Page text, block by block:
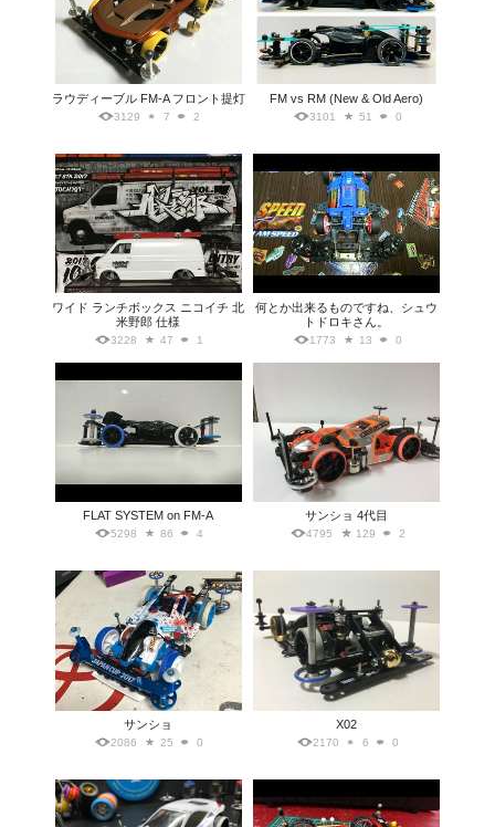
ラウディーブル FM-A フロント提灯
3129 7 2
FM vs RM (New & Old Aero)
3101 51 0
ワイド ランチボックス ニコイチ 北
米野郎 仕様
3228 47 1
何とか出来るものですね、シュウ
トドロキさん。
1773 13 0
FLAT SYSTEM on FM-A
5298 86 4
サンショ 4代目
4795 129 2
サンショ
2086 25 0
X02
2170 6 0